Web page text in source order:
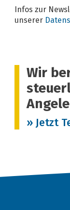
Wir
» Jetzt